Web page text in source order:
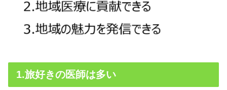
1.旅好きの医師は多い